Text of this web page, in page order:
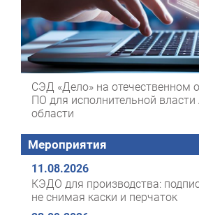
СЭД «Дело» на отечественном
ПО для исполнительной власти
области
Мероприятия
11.08.2026
КЭДО для производства:
не снимая каски и перчаток